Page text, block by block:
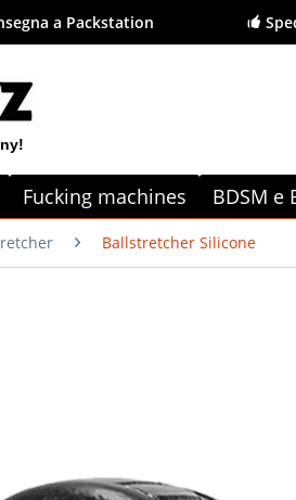
a Packstation
Fucking machines BDSM e
Ballstretcher Silicone